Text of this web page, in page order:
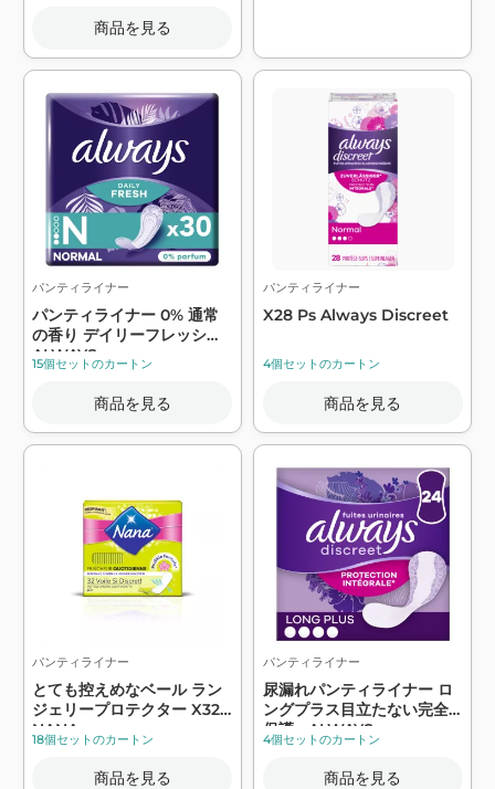
商品を見る
パンティライナー
パンティライナー 0% 通常
の香り デイリーフレッシュ -
ALWAYS
15個セットのカートン
商品を見る
パンティライナー
X28 Ps Always Discreet
4個セットのカートン
商品を見る
パンティライナー
とても控えめなベール ラン
ジェリープロテクター X32 -
NANA
18個セットのカートン
商品を見る
パンティライナー
尿漏れパンティライナー ロ
ングプラス目立たない完全
保護 - ALWAYS
4個セットのカートン
商品を見る